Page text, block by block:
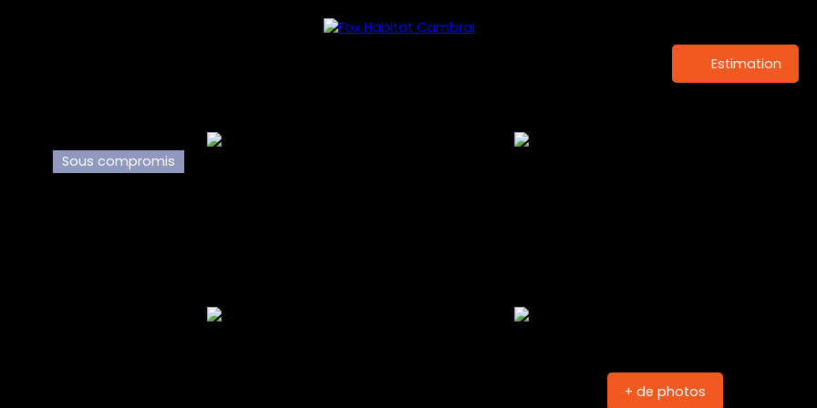
Estimation
Sous compromis
+ de photos